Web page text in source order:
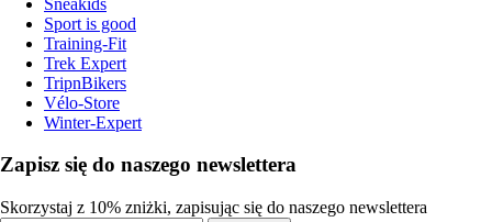
Sport is good
Training-Fit
Trek Expert
TripnBikers
Vélo-Store
Winter-Expert
Zapisz się do naszego newslettera
Skorzystaj z 10% zniżki, zapisując się do naszego newslettera